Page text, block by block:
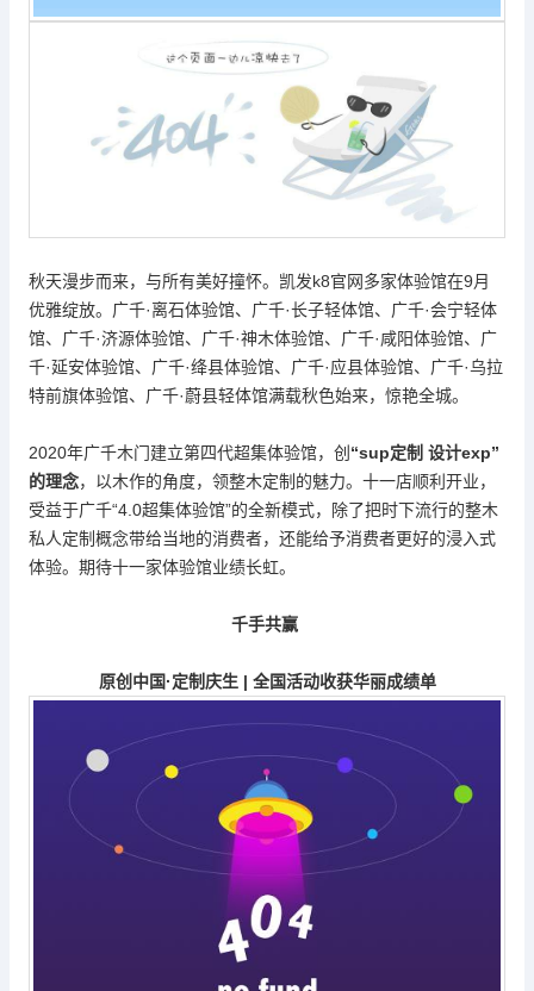
秋天漫步而来，与所有美好撞怀。 凯发k8官网多家体验馆在9月
优雅绽放。广千·离石体验馆、广千·长子轻体馆、广千·会宁轻体
馆、广千·济源体验馆、广千·神木体验馆、广千·咸阳体验馆、广
千·延安体验馆、广千·绛县体验馆、广千·应县体验馆、广千·乌拉
特前旗体验馆、广千·蔚县轻体馆满载秋色始来，惊艳全城。
2020年广千木门建立第四代超集体验馆，创 “sup定制 设计exp”
的理念，以木作的角度，领整木定制的魅力。十一店顺利开业，
受益于广千“4.0超集体验馆”的全新模式，除了把时下流行的整木
私人定制概念带给当地的消费者，还能给予消费者更好的浸入式
体验。期待十一家体验馆业绩长虹。
千手共赢
原创中国·定制庆生 | 全国活动收获华丽成绩单